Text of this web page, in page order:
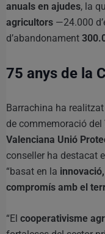
anuals en ajudes, la
agricultors —24.000
d’abandonament
75 anys de la
Barrachina ha
de commemoració del
Valenciana Unió
conseller ha destacat
“basat en la
compromís amb el
“El cooperativisme